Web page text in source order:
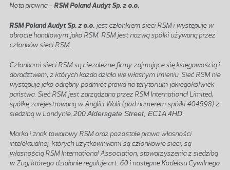
Nota prawna -RSM Poland Audyt Sp. z o.o.
RSM Poland Audyt Sp. z o.o. jest członkiem sieci RSM i występuje w
obrocie handlowym jako RSM. RSM jest nazwą spółki używaną przez
członków sieci RSM.
Członkami sieci RSM są niezależne firmy zajmujące się księgowością i
doradztwem, z których każda działa we własnym imieniu. Sieć RSM nie
występuje jako odrębny podmiot prawa na terytorium jakiegokolwiek
państwa. Sieć RSM jest zarządzana przez RSM International Limited,
spółkę zarejestrowaną w Anglii i Walii (pod numerem spółki 404598) z
siedzibą w Londynie, 200 Aldersgate Street, EC1A 4HD.
Marka i znak towarowy RSM oraz pozostałe prawa własności
intelektualnej, których użytkownikami są członkowie sieci, są
własnością RSM International Association, stowarzyszenia z siedzibą
w Zug, którego działanie reguluje art. 60 i następne Kodeksu Cywilnego